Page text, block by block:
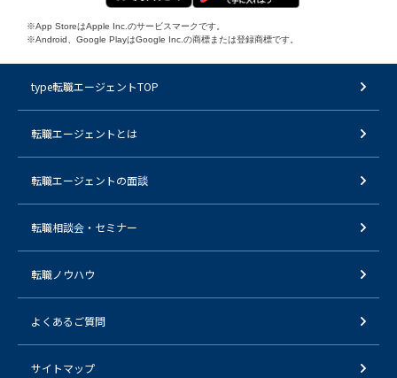
※App StoreはApple Inc.のサービスマークです。
※Android、Google PlayはGoogle Inc.の商標または登録商標です。
type転職エージェントTOP
転職エージェントとは
転職エージェントの面談
転職相談会・セミナー
転職ノウハウ
よくあるご質問
サイトマップ